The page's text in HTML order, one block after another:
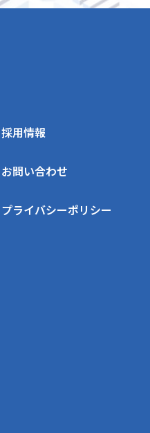
採用情報
お問い合わせ
プライバシーポリシー